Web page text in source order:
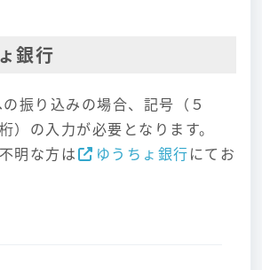
銀行
振り込みの場合、記号（５
）の入力が必要となります。
明な方は
ゆうちょ銀行にてお